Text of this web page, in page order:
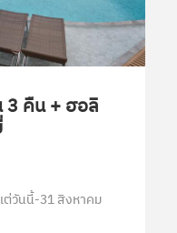
3 คืน + ฮอลิ
ต่วันนี้-31 สิงหาคม